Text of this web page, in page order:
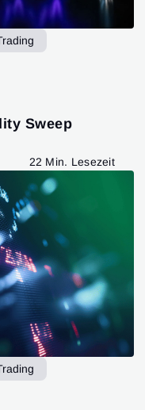
Sweep
22 Min. Lesezeit